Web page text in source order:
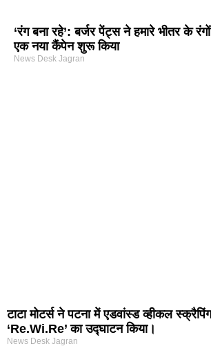
‘रंग बना रहे’: बर्जर पेंट्स ने हमारे भीतर के
एक नया कैंपेन शुरू किया
News Desk Jagran
टाटा मोटर्स ने पटना में एडवांस्ड व्हीकल
‘Re.Wi.Re’ का उद्घाटन किया।
News Desk Jagran